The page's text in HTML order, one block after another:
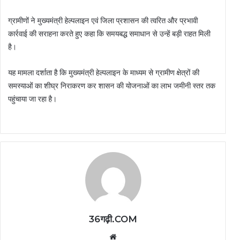
ग्रामीणों ने मुख्यमंत्री हेल्पलाइन एवं जिला प्रशासन की त्वरित और प्रभावी
कार्रवाई की सराहना करते हुए कहा कि समयबद्ध समाधान से उन्हें बड़ी राहत मिली
है।
यह मामला दर्शाता है कि मुख्यमंत्री हेल्पलाइन के माध्यम से ग्रामीण क्षेत्रों की
समस्याओं का शीघ्र निराकरण कर शासन की योजनाओं का लाभ जमीनी स्तर तक
पहुंचाया जा रहा है।
36गढ़ी.COM